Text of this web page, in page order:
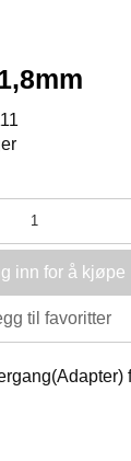
inn for å kjøpe
til favoritter